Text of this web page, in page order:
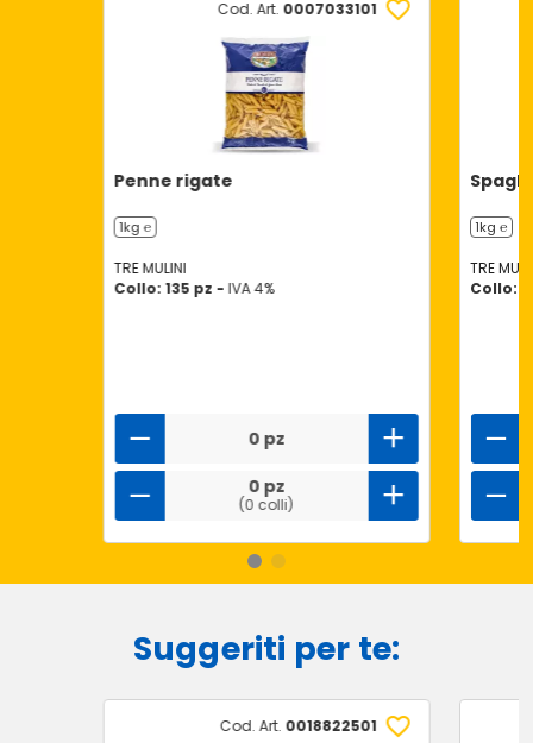
Cod. Art. 0007033101
Penne rigate
1kg ℮
TRE MULINI
Collo: 135 pz - IVA 4%
0 pz
0 pz
(0 colli)
1kg ℮
TRE
Collo:
Suggeriti per te:
Cod. Art. 0018822501